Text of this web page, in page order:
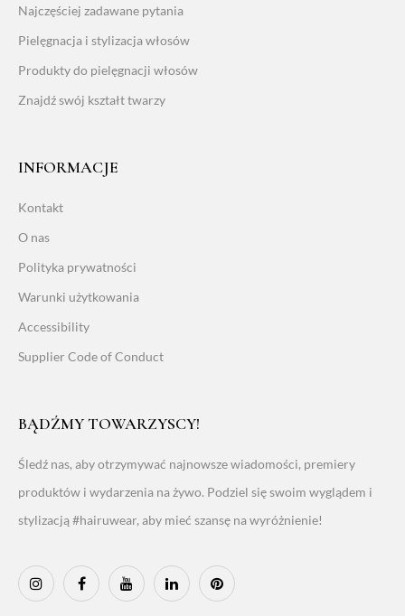
Najczęściej zadawane pytania
Pielęgnacja i stylizacja włosów
Produkty do pielęgnacji włosów
Znajdź swój kształt twarzy
INFORMACJE
Kontakt
O nas
Polityka prywatności
Warunki użytkowania
Accessibility
Supplier Code of Conduct
BĄDŹMY TOWARZYSCY!
Śledź nas, aby otrzymywać najnowsze wiadomości, premiery
produktów i wydarzenia na żywo. Podziel się swoim wyglądem i
stylizacją #hairuwear, aby mieć szansę na wyróżnienie!